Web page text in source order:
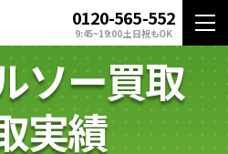
0120-565-552
9:45~19:00 土日祝もOK
ソー買取
実績